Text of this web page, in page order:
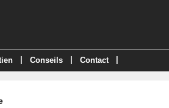
Conseils Contact